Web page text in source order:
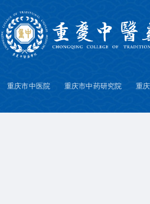
重庆市中医院 重庆市中药研究院 重